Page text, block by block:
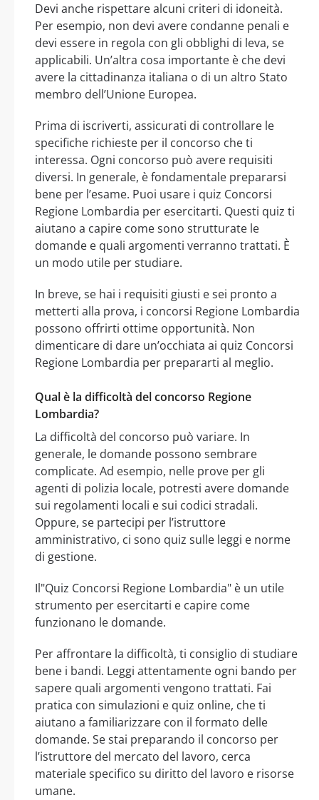
Devi anche rispettare alcuni criteri di idoneità.
Per esempio, non devi avere condanne penali e
devi essere in regola con gli obblighi di leva, se
applicabili. Un’altra cosa importante è che devi
avere la cittadinanza italiana o di un altro Stato
membro dell’Unione Europea.
Prima di iscriverti, assicurati di controllare le
specifiche richieste per il concorso che ti
interessa. Ogni concorso può avere requisiti
diversi. In generale, è fondamentale prepararsi
bene per l’esame. Puoi usare i quiz Concorsi
Regione Lombardia per esercitarti. Questi quiz ti
aiutano a capire come sono strutturate le
domande e quali argomenti verranno trattati. È
un modo utile per studiare.
In breve, se hai i requisiti giusti e sei pronto a
metterti alla prova, i concorsi Regione Lombardia
possono offrirti ottime opportunità. Non
dimenticare di dare un’occhiata ai quiz Concorsi
Regione Lombardia per prepararti al meglio.
Qual è la difficoltà del concorso Regione
Lombardia?
La difficoltà del concorso può variare. In
generale, le domande possono sembrare
complicate. Ad esempio, nelle prove per gli
agenti di polizia locale, potresti avere domande
sui regolamenti locali e sui codici stradali.
Oppure, se partecipi per l’istruttore
amministrativo, ci sono quiz sulle leggi e norme
di gestione.
Il"Quiz Concorsi Regione Lombardia" è un utile
strumento per esercitarti e capire come
funzionano le domande.
Per affrontare la difficoltà, ti consiglio di studiare
bene i bandi. Leggi attentamente ogni bando per
sapere quali argomenti vengono trattati. Fai
pratica con simulazioni e quiz online, che ti
aiutano a familiarizzare con il formato delle
domande. Se stai preparando il concorso per
l’istruttore del mercato del lavoro, cerca
materiale specifico su diritto del lavoro e risorse
umane.